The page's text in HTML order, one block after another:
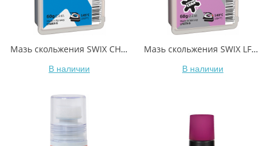
Мазь скольжения SWIX CH6X Blue -5C / -10C 60гр
В наличии
Мазь скольжения SWIX LF7X Violet -2C / -8C 60гр
В наличии